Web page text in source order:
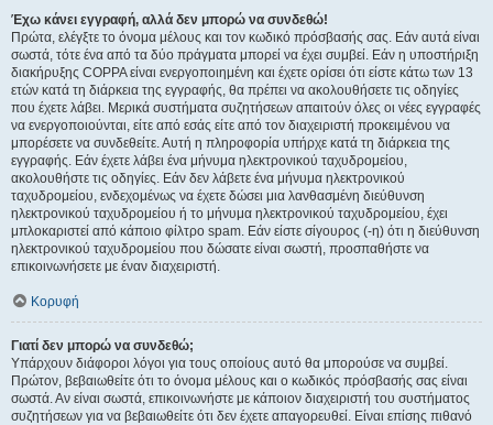
Έχω κάνει εγγραφή, αλλά δεν μπορώ να συνδεθώ!
Πρώτα, ελέγξτε το όνομα μέλους και τον κωδικό πρόσβασής σας. Εάν αυτά είναι
σωστά, τότε ένα από τα δύο πράγματα μπορεί να έχει συμβεί. Εάν η υποστήριξη
διακήρυξης COPPA είναι ενεργοποιημένη και έχετε ορίσει ότι είστε κάτω των 13
ετών κατά τη διάρκεια της εγγραφής, θα πρέπει να ακολουθήσετε τις οδηγίες
που έχετε λάβει. Μερικά συστήματα συζητήσεων απαιτούν όλες οι νέες εγγραφές
να ενεργοποιούνται, είτε από εσάς είτε από τον διαχειριστή προκειμένου να
μπορέσετε να συνδεθείτε. Αυτή η πληροφορία υπήρχε κατά τη διάρκεια της
εγγραφής. Εάν έχετε λάβει ένα μήνυμα ηλεκτρονικού ταχυδρομείου,
ακολουθήστε τις οδηγίες. Εάν δεν λάβετε ένα μήνυμα ηλεκτρονικού
ταχυδρομείου, ενδεχομένως να έχετε δώσει μια λανθασμένη διεύθυνση
ηλεκτρονικού ταχυδρομείου ή το μήνυμα ηλεκτρονικού ταχυδρομείου, έχει
μπλοκαριστεί από κάποιο φίλτρο spam. Εάν είστε σίγουρος (-η) ότι η διεύθυνση
ηλεκτρονικού ταχυδρομείου που δώσατε είναι σωστή, προσπαθήστε να
επικοινωνήσετε με έναν διαχειριστή.
Κορυφή
Γιατί δεν μπορώ να συνδεθώ;
Υπάρχουν διάφοροι λόγοι για τους οποίους αυτό θα μπορούσε να συμβεί.
Πρώτον, βεβαιωθείτε ότι το όνομα μέλους και ο κωδικός πρόσβασής σας είναι
σωστά. Αν είναι σωστά, επικοινωνήστε με κάποιον διαχειριστή του συστήματος
συζητήσεων για να βεβαιωθείτε ότι δεν έχετε απαγορευθεί. Είναι επίσης πιθανό